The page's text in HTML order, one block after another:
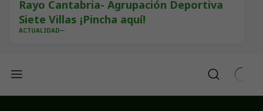
Rayo Cantabria- Agrupación Deportiva
Siete Villas ¡Pincha aquí!
ACTUALIDAD